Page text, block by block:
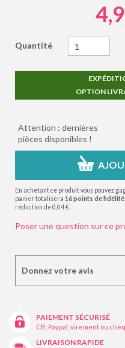
Quantité
OPTION
Attention : dernières
pièces disponibles !
En achetant ce produit vous pouvez
panier totalisera 16points de fidélité
réduction de0,04 €
Poser une question sur ce
Donnez votre avis
PAIEMENT SÉCURISÉ
CB, Paypal, virement ou
LIVRAISON RAPIDE